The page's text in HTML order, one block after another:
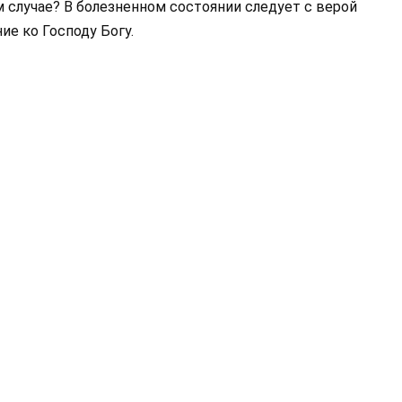
В болезненном состоянии следует с верой
ко Господу Богу.